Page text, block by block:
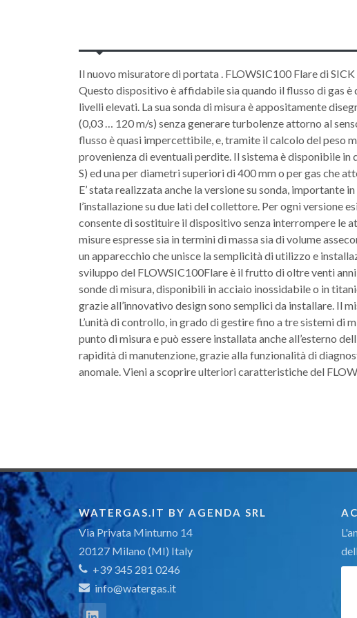
Il nuovo misuratore di portata . FLOWSIC100 Flare di
Questo dispositivo è affidabile sia quando il flusso di gas
livelli elevati. La sua sonda di misura è appositamente
(0,03 … 120 m/s) senza generare turbolenze attorno al
flusso è quasi impercettibile, e, tramite il calcolo del peso
provenienza di eventuali perdite. Il sistema è disponibile in
S) ed una per diametri superiori di 400 mm o per gas che
E’ stata realizzata anche la versione su sonda, importante
l’installazione su due lati del collettore. Per ogni versione
consente di sostituire il dispositivo senza interrompere
misure espresse sia in termini di massa sia di volume
un apparecchio che unisce la semplicità di utilizzo e
sviluppo del FLOWSIC100Flare è il frutto di oltre venti
sonde di misura, disponibili in acciaio inossidabile o in
grazie all’innovativo design sono semplici da installare. Il
L’unità di controllo, in grado di gestire fino a tre sistemi di
punto di misura e può essere installata anche all’esterno
rapidità di manutenzione, grazie alla funzionalità di
anomale. Vieni a scoprire ulteriori caratteristiche del
WATERGAS.IT BY AGENDA SRL
Via Privata Minturno 14
20127 Milano (MI) Italy
+39 345 281 0246
info@watergas.it